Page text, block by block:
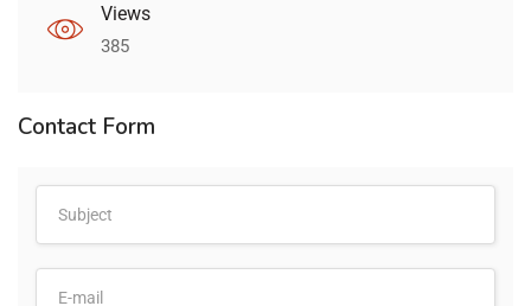
Views
385
Contact Form